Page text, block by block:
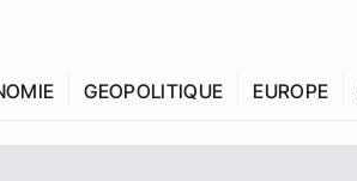
GEOPOLITIQUE EUROPE